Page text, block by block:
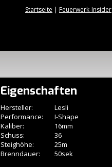
Startseite | Feuerwerk-Insider
Eigenschaften
Hersteller:
Lesli
Performance:
I-Shape
Kaliber:
16mm
Schuss:
36
Steighöhe:
25m
Brenndauer:
50sek